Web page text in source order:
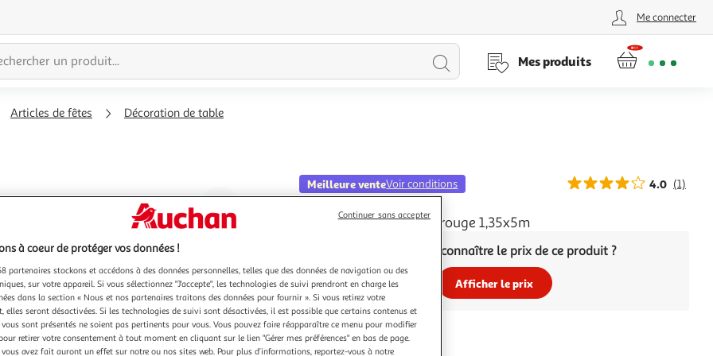
Me connecter
Lancer
Mes produits
Articles de fêtes Décoration de table
Agrandir
l'illustration
200%
l'illustration
à
100
%
Partager
le
produit
Meilleure venteVoir conditions 4.0 (1)
ACTUEL
Nappe damassée unie rouge 1,35x5m
Vous voulez connaître le prix de ce produit ?
Afficher le prix
à coeur de protéger vos données !
partenaires stockons et accédons à des données personnelles, telles que des données de navigation ou des
sur votre appareil. Si vous sélectionnez "J'accepte", les technologies de suivi prendront en charge les
dans la section « Nous et nos partenaires traitons des données pour fournir ». Si vous retirez votre
elles seront désactivées. Si les technologies de suivi sont désactivées, il est possible que certains contenus et
sont présentés ne soient pas pertinents pour vous. Vous pouvez faire réapparaître ce menu pour modifier
retirer votre consentement à tout moment en cliquant sur le lien "Gérer mes préférences" en bas de page.
vous avez fait auront un effet sur notre ou nos sites web. Pour plus d’informations, reportez-vous à notre
Continuer sans accepter